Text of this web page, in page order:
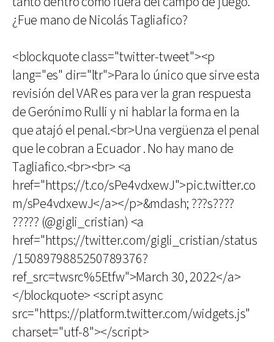
¿Fue mano de Nicolás Tagliafico?
<blockquote class="twitter-tweet"><p
lang="es" dir="ltr">Para lo único que sirve esta
revisión del VAR es para ver la gran respuesta
de Gerónimo Rulli y ni hablar la forma en la
que atajó el penal.<br>Una vergüenza el penal
que le cobran a Ecuador . No hay mano de
Tagliafico.<br><br> <a
href="https://t.co/sPe4vdxewJ">pic.twitter.co
m/sPe4vdxewJ</a></p>&mdash; ???s????
????? (@gigli_cristian) <a
href="https://twitter.com/gigli_cristian/status
/1508979885250789376?
ref_src=twsrc%5Etfw">March 30, 2022</a>
</blockquote> <script async
src="https://platform.twitter.com/widgets.js"
charset="utf-8"></script>